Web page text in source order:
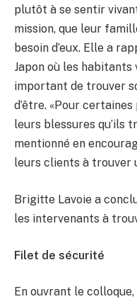
plutôt à se sentir
mission, que leur
besoin d’eux. Elle a
Japon où les habitants
important de trouver
d’être. «Pour
leurs blessures qu’ils
mentionné en
leurs clients à trouver
Brigitte Lavoie a
les intervenants à
Filet de sécurité
En ouvrant le